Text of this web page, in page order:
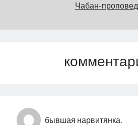
Чабан-
бывшая нарвитянка.